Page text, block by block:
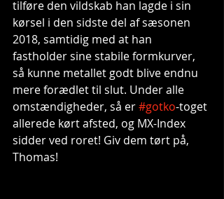
tilføre den vildskab han lagde i sin
kørsel i den sidste del af sæsonen
2018, samtidig med at han
fastholder sine stabile formkurver,
så kunne metallet godt blive endnu
mere forædlet til slut. Under alle
omstændigheder, så er #gotko-toget
allerede kørt afsted, og MX-Index
sidder ved roret! Giv dem tørt på,
Thomas!